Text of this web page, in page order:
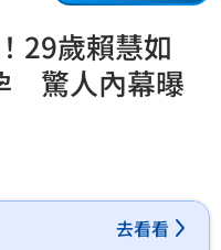
29歲賴慧如
驚人內幕曝
去看看